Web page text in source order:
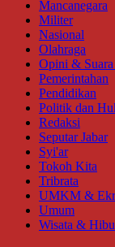
Mancanegara
Militer
Nasional
Olahraga
Opini & Suara
Pemerintahan
Pendidikan
Politik dan
Redaksi
Seputar Jabar
Syi'ar
Tokoh Kita
Tribrata
UMKM &
Umum
Wisata &